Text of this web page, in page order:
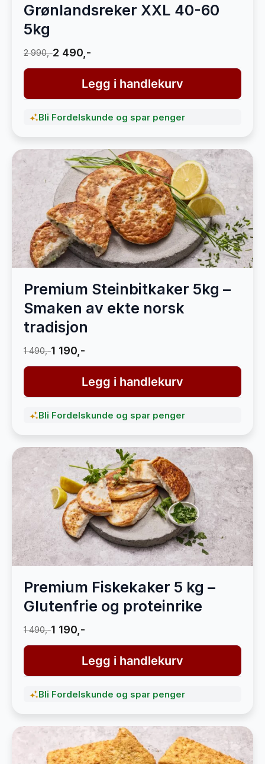
Grønlandsreker XXL 40-60
5kg
2 990,-2 490,-
Legg i handlekurv
Bli Fordelskunde og spar penger
Premium Steinbitkaker 5kg –
Smaken av ekte norsk
tradisjon
1 490,-1 190,-
Legg i handlekurv
Bli Fordelskunde og spar penger
Premium Fiskekaker 5 kg –
Glutenfrie og proteinrike
1 490,-1 190,-
Legg i handlekurv
Bli Fordelskunde og spar penger